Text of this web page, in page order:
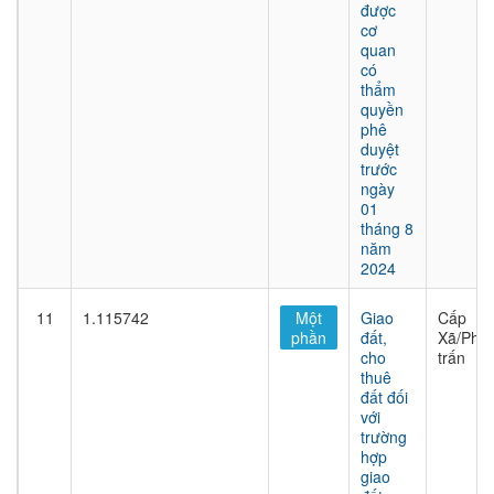
được
cơ
quan
có
thẩm
quyền
phê
duyệt
trước
ngày
01
tháng 8
năm
2024
11 1.115742
Một
phần
Giao
đất,
cho
thuê
đất đối
với
trường
hợp
giao
Cấp
Xã/
trấn